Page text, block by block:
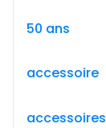
50 ans
accessoire
accessoires